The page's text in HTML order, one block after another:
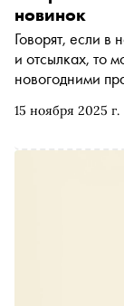
15 ноября 2025 г.
новинок
Говорят, если в
и отсылках, то
новогодними
заставляют